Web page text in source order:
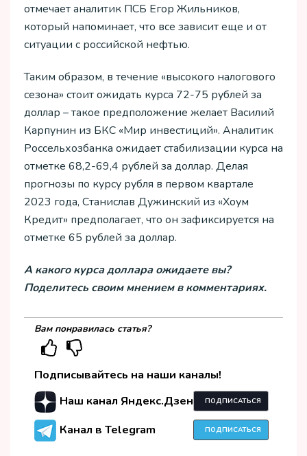
отмечает аналитик ПСБ Егор Жильников,
который напоминает, что все зависит еще и от
ситуации с российской нефтью.
Таким образом, в течение «высокого налогового
сезона» стоит ожидать курса 72-75 рублей за
доллар – такое предположение желает Василий
Карпунин из БКС «Мир инвестиций». Аналитик
Россельхозбанка ожидает стабилизации курса на
отметке 68,2-69,4 рублей за доллар. Делая
прогнозы по курсу рубля в первом квартале
2023 года, Станислав Дужинский из «Хоум
Кредит» предполагает, что он зафиксируется на
отметке 65 рублей за доллар.
А какого курса доллара ожидаете вы?
Поделитесь своим мнением в комментариях.
Вам понравилась статья?
Подписывайтесь на наши каналы!
Наш канал Яндекс.Дзен
ПОДПИСАТЬСЯ
Канал в Telegram ПОДПИСАТЬСЯ